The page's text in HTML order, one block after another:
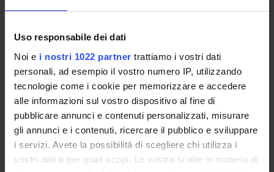
Uso responsabile dei dati
Noi e i nostri 1022 partner trattiamo i vostri dati
personali, ad esempio il vostro numero IP, utilizzando
tecnologie come i cookie per memorizzare e accedere
alle informazioni sul vostro dispositivo al fine di
pubblicare annunci e contenuti personalizzati, misurare
gli annunci e i contenuti, ricercare il pubblico e sviluppare
i servizi. Avete la possibilità di scegliere chi utilizza i
vostri dati e per quali scopi. Le vostre scelte in materia di
DOTTORATI DI RICERCA E FORMAZIONE
SUPERIORE
Contatti
Persone
Luoghi
Calendario